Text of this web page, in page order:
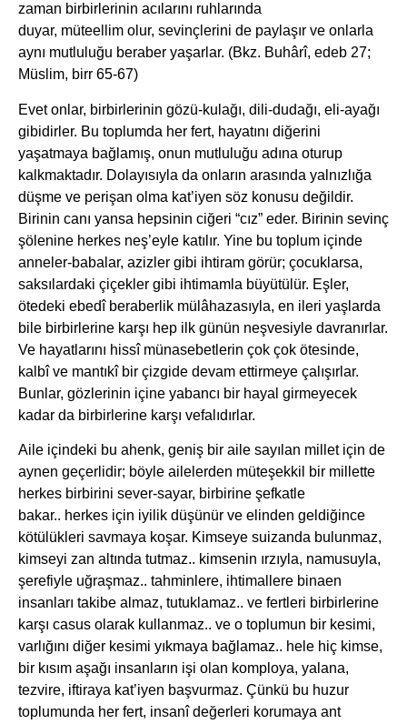
zaman birbirlerinin acılarını ruhlarında
duyar, müteellim olur, sevinçlerini de paylaşır ve onlarla
aynı mutluluğu beraber yaşarlar. (Bkz. Buhârî, edeb 27;
Müslim, birr 65-67)
Evet onlar, birbirlerinin gözü-kulağı, dili-dudağı, eli-ayağı
gibidirler. Bu toplumda her fert, hayatını diğerini
yaşatmaya bağlamış, onun mutluluğu adına oturup
kalkmaktadır. Dolayısıyla da onların arasında yalnızlığa
düşme ve perişan olma kat’iyen söz konusu değildir.
Birinin canı yansa hepsinin ciğeri “cız” eder. Birinin sevinç
şölenine herkes neş’eyle katılır. Yine bu toplum içinde
anneler-babalar, azizler gibi ihtiram görür; çocuklarsa,
saksılardaki çiçekler gibi ihtimamla büyütülür. Eşler,
ötedeki ebedî beraberlik mülâhazasıyla, en ileri yaşlarda
bile birbirlerine karşı hep ilk günün neşvesiyle davranırlar.
Ve hayatlarını hissî münasebetlerin çok çok ötesinde,
kalbî ve mantıkî bir çizgide devam ettirmeye çalışırlar.
Bunlar, gözlerinin içine yabancı bir hayal girmeyecek
kadar da birbirlerine karşı vefalıdırlar.
Aile içindeki bu ahenk, geniş bir aile sayılan millet için de
aynen geçerlidir; böyle ailelerden müteşekkil bir millette
herkes birbirini sever-sayar, birbirine şefkatle
bakar.. herkes için iyilik düşünür ve elinden geldiğince
kötülükleri savmaya koşar. Kimseye suizanda bulunmaz,
kimseyi zan altında tutmaz.. kimsenin ırzıyla, namusuyla,
şerefiyle uğraşmaz.. tahminlere, ihtimallere binaen
insanları takibe almaz, tutuklamaz.. ve fertleri birbirlerine
karşı casus olarak kullanmaz.. ve o toplumun bir kesimi,
varlığını diğer kesimi yıkmaya bağlamaz.. hele hiç kimse,
bir kısım aşağı insanların işi olan komploya, yalana,
tezvire, iftiraya kat’iyen başvurmaz. Çünkü bu huzur
toplumunda her fert, insanî değerleri korumaya ant